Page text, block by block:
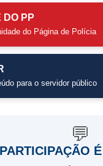
DO PP
do Página de Polícia
para o servidor público
💬